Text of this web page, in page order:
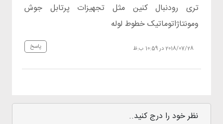
2018/07/28 در 10:59 ب.ظ
تری رودنبال کنین مثل تجهیزات پرتابل جوش
ومونتاژاتوماتیک خطوط لوله
پاسخ
نظر خود را درج کنید..